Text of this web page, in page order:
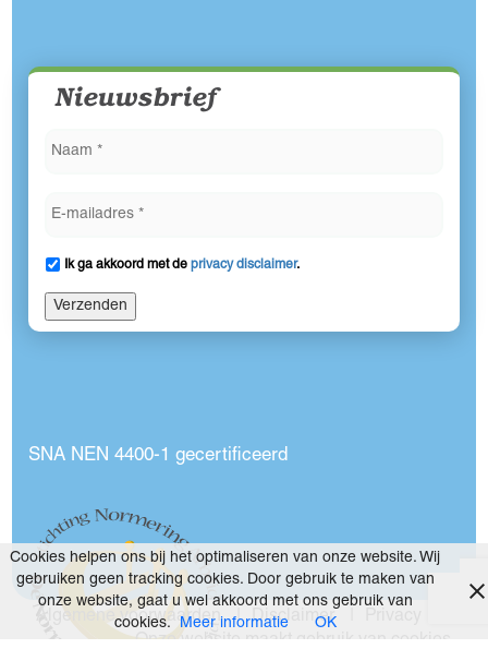
Nieuwsbrief
Ik ga akkoord met deprivacy disclaimer.
Verzenden
SNA NEN 4400-1 gecertificeerd
Algemene voorwaarden Disclaimer
Onze website maakt gebruik van cookies.
Cookies helpen ons bij het optimaliseren van onze website. Wij
gebruiken geen tracking cookies. Door gebruik te maken van
onze website, gaat u wel akkoord met ons gebruik van
cookies.
Meer informatie OK